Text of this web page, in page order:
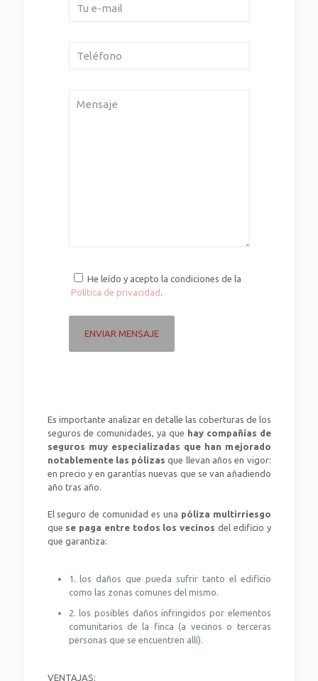
He leído y acepto la condiciones de la
Política de privacidad .
Es importante analizar en detalle las coberturas de los
seguros de comunidades, ya que hay compañías de
seguros muy especializadas que han mejorado
notablemente las pólizas que llevan años en vigor:
en precio y en garantías nuevas que se van añadiendo
año tras año.
El seguro de comunidad es una póliza multirriesgo
que se paga entre todos los vecinos del edificio y
que garantiza:
1. los daños que pueda sufrir tanto el edificio
como las zonas comunes del mismo.
2. los posibles daños infringidos por elementos
comunitarios de la finca (a vecinos o terceras
personas que se encuentren allí).
VENTAJAS: